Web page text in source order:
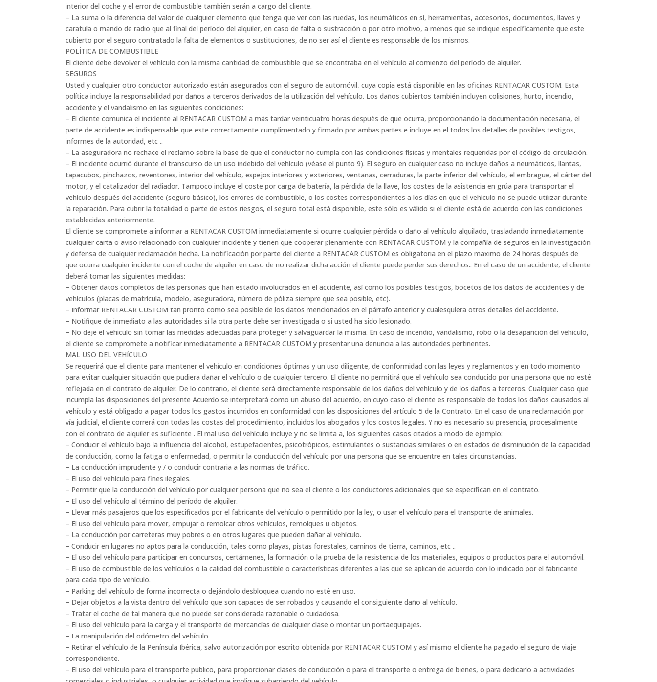
interior del coche y el error de combustible también serán a cargo del cliente.
– La suma o la diferencia del valor de cualquier elemento que tenga que ver con las ruedas, los neumáticos en sí, herramientas, accesorios, documentos, llaves y
caratula o mando de radio que al final del período del alquiler, en caso de falta o sustracción o por otro motivo, a menos que se indique específicamente que este
cubierto por el seguro contratado la falta de elementos o sustituciones, de no ser así el cliente es responsable de los mismos.
POLÍTICA DE COMBUSTIBLE
El cliente debe devolver el vehículo con la misma cantidad de combustible que se encontraba en el vehículo al comienzo del período de alquiler.
SEGUROS
Usted y cualquier otro conductor autorizado están asegurados con el seguro de automóvil, cuya copia está disponible en las oficinas RENTACAR CUSTOM. Esta
política incluye la responsabilidad por daños a terceros derivados de la utilización del vehículo. Los daños cubiertos también incluyen colisiones, hurto, incendio,
accidente y el vandalismo en las siguientes condiciones:
– El cliente comunica el incidente al RENTACAR CUSTOM a más tardar veinticuatro horas después de que ocurra, proporcionando la documentación necesaria, el
parte de accidente es indispensable que este correctamente cumplimentado y firmado por ambas partes e incluye en el todos los detalles de posibles testigos,
informes de la autoridad, etc ..
– La aseguradora no rechace el reclamo sobre la base de que el conductor no cumpla con las condiciones físicas y mentales requeridas por el código de circulación.
– El incidente ocurrió durante el transcurso de un uso indebido del vehículo (véase el punto 9). El seguro en cualquier caso no incluye daños a neumáticos, llantas,
tapacubos, pinchazos, reventones, interior del vehículo, espejos interiores y exteriores, ventanas, cerraduras, la parte inferior del vehículo, el embrague, el cárter del
motor, y el catalizador del radiador. Tampoco incluye el coste por carga de batería, la pérdida de la llave, los costes de la asistencia en grúa para transportar el
vehículo después del accidente (seguro básico), los errores de combustible, o los costes correspondientes a los días en que el vehículo no se puede utilizar durante
la reparación. Para cubrir la totalidad o parte de estos riesgos, el seguro total está disponible, este sólo es válido si el cliente está de acuerdo con las condiciones
establecidas anteriormente.
El cliente se compromete a informar a RENTACAR CUSTOM inmediatamente si ocurre cualquier pérdida o daño al vehículo alquilado, trasladando inmediatamente
cualquier carta o aviso relacionado con cualquier incidente y tienen que cooperar plenamente con RENTACAR CUSTOM y la compañía de seguros en la investigación
y defensa de cualquier reclamación hecha. La notificación por parte del cliente a RENTACAR CUSTOM es obligatoria en el plazo maximo de 24 horas después de
que ocurra cualquier incidente con el coche de alquiler en caso de no realizar dicha acción el cliente puede perder sus derechos.. En el caso de un accidente, el cliente
deberá tomar las siguientes medidas:
– Obtener datos completos de las personas que han estado involucrados en el accidente, así como los posibles testigos, bocetos de los datos de accidentes y de
vehículos (placas de matrícula, modelo, aseguradora, número de póliza siempre que sea posible, etc).
– Informar RENTACAR CUSTOM tan pronto como sea posible de los datos mencionados en el párrafo anterior y cualesquiera otros detalles del accidente.
– Notifique de inmediato a las autoridades si la otra parte debe ser investigada o si usted ha sido lesionado.
– No deje el vehículo sin tomar las medidas adecuadas para proteger y salvaguardar la misma. En caso de incendio, vandalismo, robo o la desaparición del vehículo,
el cliente se compromete a notificar inmediatamente a RENTACAR CUSTOM y presentar una denuncia a las autoridades pertinentes.
MAL USO DEL VEHÍCULO
Se requerirá que el cliente para mantener el vehículo en condiciones óptimas y un uso diligente, de conformidad con las leyes y reglamentos y en todo momento
para evitar cualquier situación que pudiera dañar el vehículo o de cualquier tercero. El cliente no permitirá que el vehículo sea conducido por una persona que no esté
reflejada en el contrato de alquiler. De lo contrario, el cliente será directamente responsable de los daños del vehículo y de los daños a terceros. Cualquier caso que
incumpla las disposiciones del presente Acuerdo se interpretará como un abuso del acuerdo, en cuyo caso el cliente es responsable de todos los daños causados ​​al
vehículo y está obligado a pagar todos los gastos incurridos en conformidad con las disposiciones del artículo 5 de la Contrato. En el caso de una reclamación por
vía judicial, el cliente correrá con todas las costas del procedimiento, incluidos los abogados y los costos legales. Y no es necesario su presencia, procesalmente
con el contrato de alquiler es suficiente . El mal uso del vehículo incluye y no se limita a, los siguientes casos citados a modo de ejemplo:
– Conducir el vehículo bajo la influencia del alcohol, estupefacientes, psicotrópicos, estimulantes o sustancias similares o en estados de disminución de la capacidad
de conducción, como la fatiga o enfermedad, o permitir la conducción del vehículo por una persona que se encuentre en tales circunstancias.
– La conducción imprudente y / o conducir contraria a las normas de tráfico.
– El uso del vehículo para fines ilegales.
– Permitir que la conducción del vehículo por cualquier persona que no sea el cliente o los conductores adicionales que se especifican en el contrato.
– El uso del vehículo al término del período de alquiler.
– Llevar más pasajeros que los especificados por el fabricante del vehículo o permitido por la ley, o usar el vehículo para el transporte de animales.
– El uso del vehículo para mover, empujar o remolcar otros vehículos, remolques u objetos.
– La conducción por carreteras muy pobres o en otros lugares que pueden dañar al vehículo.
– Conducir en lugares no aptos para la conducción, tales como playas, pistas forestales, caminos de tierra, caminos, etc ..
– El uso del vehículo para participar en concursos, certámenes, la formación o la prueba de la resistencia de los materiales, equipos o productos para el automóvil.
– El uso de combustible de los vehículos o la calidad del combustible o características diferentes a las que se aplican de acuerdo con lo indicado por el fabricante
para cada tipo de vehículo.
– Parking del vehículo de forma incorrecta o dejándolo desbloquea cuando no esté en uso.
– Dejar objetos a la vista dentro del vehículo que son capaces de ser robados y causando el consiguiente daño al vehículo.
– Tratar el coche de tal manera que no puede ser considerada razonable o cuidadosa.
– El uso del vehículo para la carga y el transporte de mercancías de cualquier clase o montar un portaequipajes.
– La manipulación del odómetro del vehículo.
– Retirar el vehículo de la Península Ibérica, salvo autorización por escrito obtenida por RENTACAR CUSTOM y así mismo el cliente ha pagado el seguro de viaje
correspondiente.
– El uso del vehículo para el transporte público, para proporcionar clases de conducción o para el transporte o entrega de bienes, o para dedicarlo a actividades